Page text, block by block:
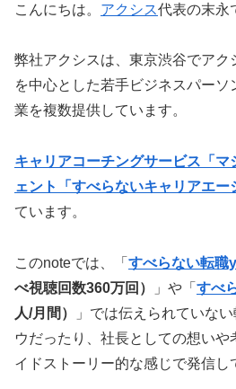
こんにちは。 アクシス代表の末永
弊社アクシスは、東京渋谷でアク
を中心とした若手ビジネスパー
業を複数提供しています。
キャリアコーチングサービス「マ
ェント「すべらないキャリアエー
ています。
このnoteでは、「 すべらない転
べ視聴回数360万回）
」や「 すべ
人/月間）
」では伝えられていな
ウだったり、社長としての想い
イドストーリー的な感じで発信し